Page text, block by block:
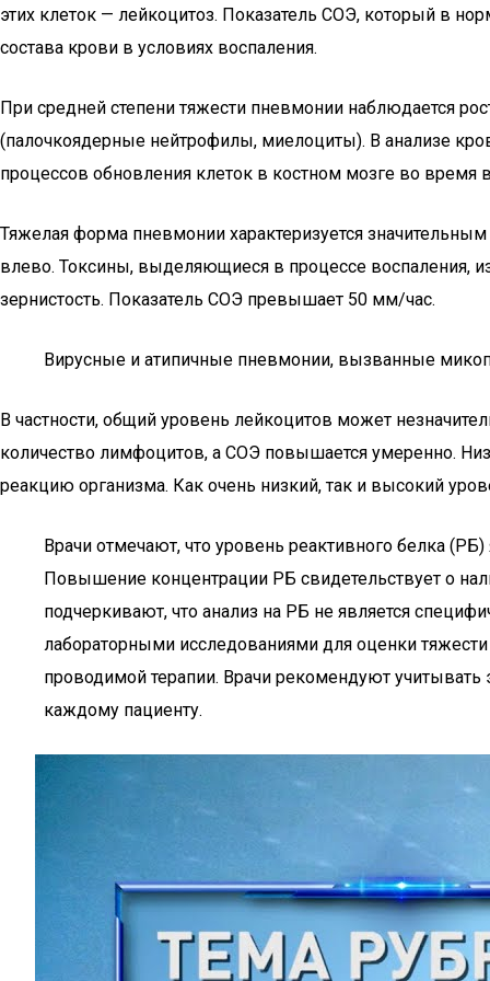
этих клеток — лейкоцитоз. Показатель СОЭ, который в
состава крови в условиях воспаления.
При средней степени тяжести пневмонии наблюдается
(палочкоядерные нейтрофилы, миелоциты). В анализе
процессов обновления клеток в костном мозге во время
Тяжелая форма пневмонии характеризуется
влево. Токсины, выделяющиеся в процессе воспаления,
зернистость. Показатель СОЭ превышает 50 мм/час.
Вирусные и атипичные пневмонии, вызванные
В частности, общий уровень лейкоцитов может
количество лимфоцитов, а СОЭ повышается умеренно.
реакцию организма. Как очень низкий, так и высокий
Врачи отмечают, что уровень реактивного белка
Повышение концентрации РБ свидетельствует о
подчеркивают, что анализ на РБ не является
лабораторными исследованиями для оценки
проводимой терапии. Врачи рекомендуют учитывать
каждому пациенту.